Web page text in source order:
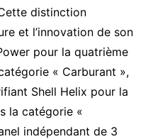
distinction
et l’innovation de son
pour la quatrième
« Carburant »,
Shell Helix pour la
la catégorie «
indépendant de 3